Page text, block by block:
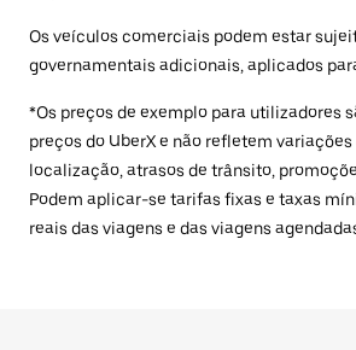
Os veículos comerciais podem estar
governamentais adicionais, aplicados
*Os preços de exemplo para utilizadores
preços do UberX e não refletem variações
localização, atrasos de trânsito,
Podem aplicar-se tarifas fixas e taxas
reais das viagens e das viagens